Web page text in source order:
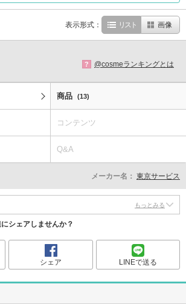
表示形式： リスト 画像
? @cosmeランキングとは
商品 (13)
コンテンツ
Q&A
メーカー名： 東京サービス
もっとみる
シェアしませんか？
シェア LINEで送る